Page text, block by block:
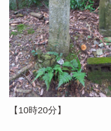
【10時20分】